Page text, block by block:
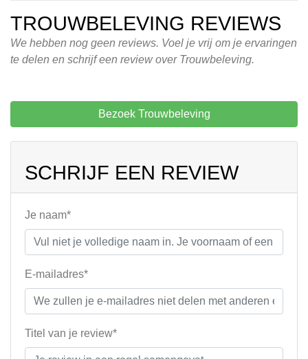
TROUWBELEVING REVIEWS
We hebben nog geen reviews. Voel je vrij om je ervaringen
te delen en schrijf een review over Trouwbeleving.
Bezoek Trouwbeleving
SCHRIJF EEN REVIEW
Je naam*
E-mailadres*
Titel van je review*